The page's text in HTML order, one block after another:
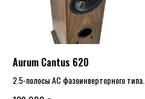
Aurum Cantus 620
2.5-полосы АС фазоинверторного типа.